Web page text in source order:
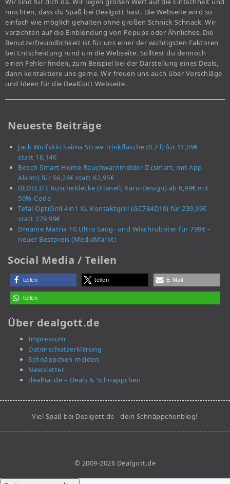
möchten, dass du Spaß bei Dealgott hast. Die Webseite wird so
einfach wie möglich gehalten ohne großen Schnick Schnack. Wir
verzichten auf die Einblendung von Popups oder Ähnliches. Die
Benutzerfreundlichkeit ist für uns einer der wichtigsten Faktoren
bei Entscheidung rund um die Webseite. Solltest du dennoch
einen Fehler finden, zum Beispiel bei der Darstellung eines Deals,
dann kontaktiere uns gerne. Wir freuen uns auch über Vorschläge
und Ideen für die DealGott Webseite.
Neueste Beiträge
Jack Wolfskin Saima Straw Trinkflasche (0,7 l) für 11,09€
statt 16,14€
Bosch Smart Home Rauchwarnmelder II (smart, mit App-
Alarm) für 56,28€ statt 62,95€
BEDELITE Kuscheldecke (Flanell, Karo-Design) ab 6,99€ mit
50%-Code
Tefal OptiGrill 4in1 XL Kontaktgrill (GC784D10) für 239,99€
statt 279,99€
Dreame Matrix 10 Ultra Saug- und Wischroboter für 799€ –
neuer Bestpreis (MediaMarkt)
Social Media / Teilen
teilen teilen E-Mail
teilen
Über dealgott.de
Impressum
Datenschutzerklärung
Schnäppchen melden
Newsletter
dealhai.de – Deals & Schnäppchen
Viel Spaß bei Dealgott.de - dein Schnäppchenblog!
© 2009-2026 Dealgott.de